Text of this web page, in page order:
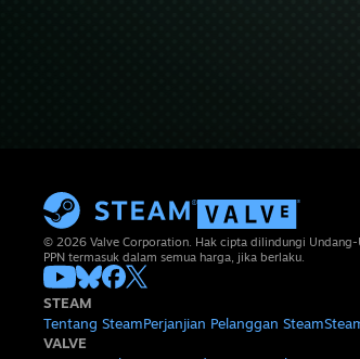
© 2026 Valve Corporation. Hak cipta dilindungi Undang-
PPN termasuk dalam semua harga, jika berlaku.
STEAM
Tentang SteamPerjanjian Pelanggan Steam
VALVE